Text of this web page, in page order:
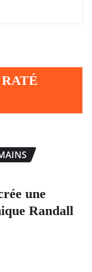
une
Randall